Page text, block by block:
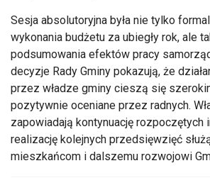
Sesja absolutoryjna była nie tylko
wykonania budżetu za ubiegły rok, ale
podsumowania efektów pracy
decyzje Rady Gminy pokazują, że
przez władze gminy cieszą się
pozytywnie oceniane przez radnych.
zapowiadają kontynuację rozpoczętych
realizację kolejnych przedsięwzięć
mieszkańcom i dalszemu rozwojowi